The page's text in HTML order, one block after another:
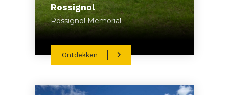
Rossignol
Rossignol Memorial
Ontdekken